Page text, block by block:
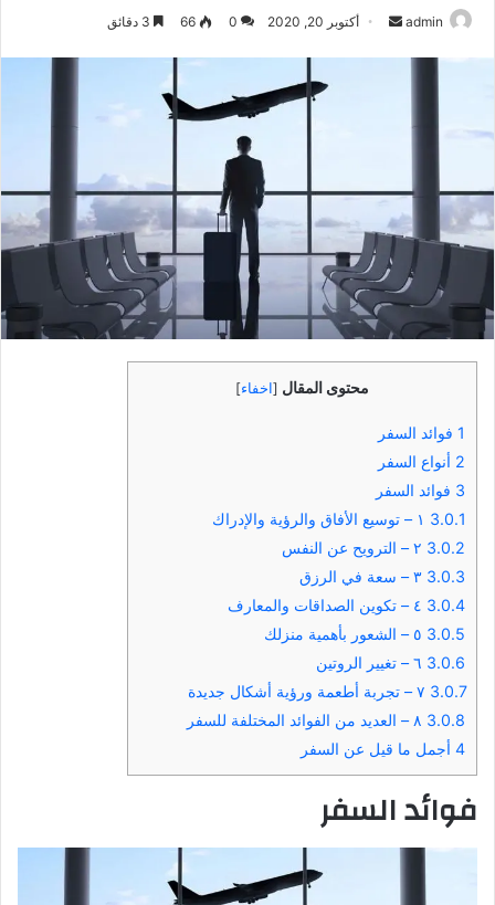
admin
أرسل أكتوبر 20, 2020 0
66
محتوى المقال [اخفاء]
1 فوائد السفر
2 أنواع السفر
3 فوائد السفر
3.0.1
3.0.2
3.0.3
3.0.4
3.0.5
3.0.6
3.0.7
3.0.8
4 أجمل ما قيل عن السفر
فوائد السفر